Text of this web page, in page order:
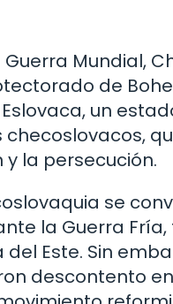
Mundial,
de
Eslovaca, un
la persecución.
se
la Guerra
del Este. Sin
descontento